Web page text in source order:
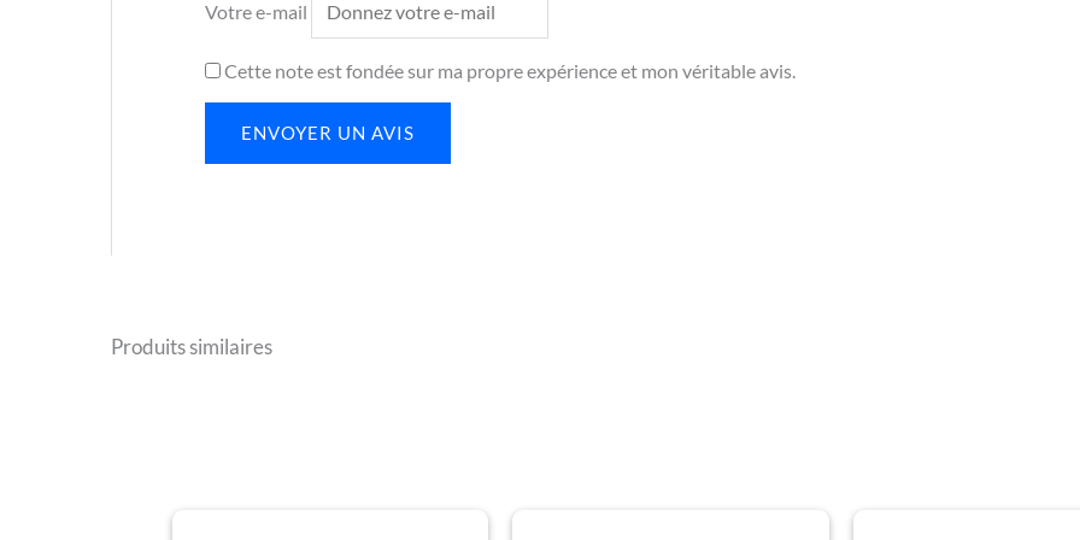
Votre e-mail
Cette note est fondée sur ma propre expérience et mon véritable avis.
ENVOYER UN AVIS
Produits similaires